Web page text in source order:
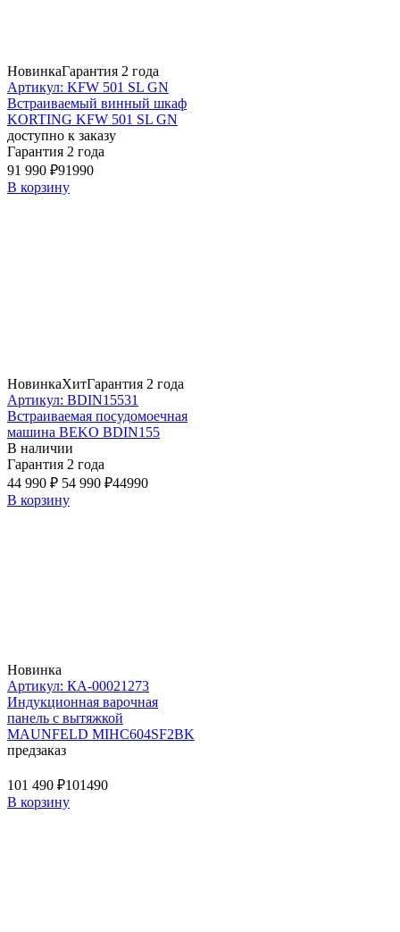
НовинкаГарантия 2 года
Артикул: KFW 501 SL GN
Встраиваемый винный шкаф
KORTING KFW 501 SL GN
доступно к заказу
Гарантия 2 года
91 990 ₽91990
В корзину
НовинкаХитГарантия 2 года
Артикул: BDIN15531
Встраиваемая посудомоечная
машина BEKO BDIN155
В наличии
Гарантия 2 года
44 990 ₽ 54 990 ₽44990
В корзину
Новинка
Артикул: КА-00021273
Индукционная варочная
панель с вытяжкой
MAUNFELD MIHC604SF2BK
предзаказ
101 490 ₽101490
В корзину